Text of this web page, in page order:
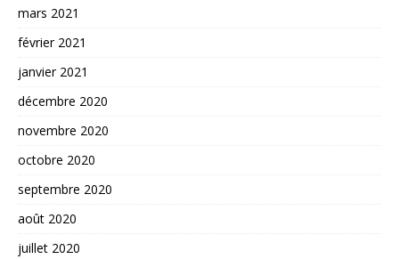
mars 2021
février 2021
janvier 2021
décembre 2020
novembre 2020
octobre 2020
septembre 2020
août 2020
juillet 2020